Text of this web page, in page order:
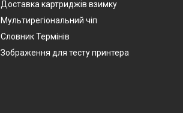
Доставка картриджів взимку
Мультирегіональний чіп
Словник Термінів
Зображення для тесту принтера